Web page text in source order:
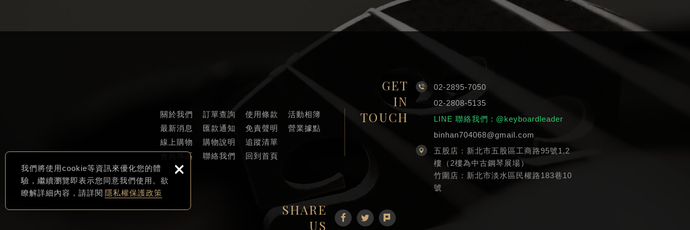
我們將使用cookie等資訊來優化您的體
驗，繼續瀏覽即表示您同意我們使用。欲
瞭解詳細內容，請詳閱 隱私權保護政策
×
關於我們
最新消息
線上購物
會員專區
訂單查詢
匯款通知
購物說明
聯絡我們
使用條款
免責聲明
追蹤清單
回到首頁
活動相簿
營業據點
GET
IN
TOUCH
02-2895-7050
02-2808-5135
LINE 聯絡我們 : @keyboardleader
binhan704068@gmail.com
五股店：新北市五股區工商路95號1,2
樓（2樓為中古鋼琴展場）
竹圍店：新北市淡水區民權路183巷10
號